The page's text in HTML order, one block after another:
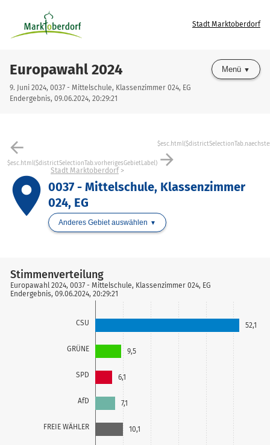
Stadt Marktoberdorf
Europawahl 2024
9. Juni 2024, 0037 - Mittelschule, Klassenzimmer 024, EG
Endergebnis, 09.06.2024, 20:29:21
Menü
arrow_back
$esc.html($districtSelectionTab.vorherigesGebietLabel) arrow_forward
place
Stadt Marktoberdorf
0037 - Mittelschule, Klassenzimmer
024, EG
Anderes Gebiet auswählen
CSU
GRÜNE
SPD
AfD
FREIE WÄHLER
52,1
9,5
6,1
7,1
10,1
Stimmenverteilung
Europawahl 2024, 0037 - Mittelschule, Klassenzimmer 024, EG
Endergebnis, 09.06.2024, 20:29:21